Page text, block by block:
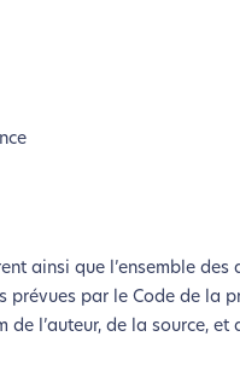
ça
les besoins
très peu nos
ainsi que l’ensemble
prévues par le Code de
l’auteur, de la source,